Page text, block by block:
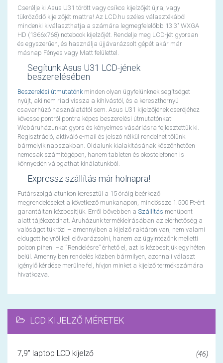
Cserélje ki Asus U31 törött vagy csíkos kijelzőjét újra, vagy
tükröződő kijelzőjét mattra! Az LCD.hu széles választékából
mindenki kiválaszthatja a számára legmegfelelőbb 13.3" WXGA
HD (1366x768) notebook kijelzőjét. Rendelje meg LCD-jét gyorsan
és egyszerűen, és használja újjávarázsolt gépét akár már
másnap Fényes vagy Matt felülettel.
Segítünk Asus U31 LCD-jének
beszerelésében
Beszerelési útmutatónkminden olyan ügyfelünknek segítséget
nyújt, aki nem riad vissza a kihívástól, és a kereszthornyú
csavarhúzó használatától sem. Asus U31 kijelzőjének cseréjéhez
kövesse pontról pontra képes beszerelési útmutatónkat!
Webáruházunkat gyors és kényelmes vásárlásra fejlesztettük ki.
Regisztráció, aktiváló e-mail és jelszó nélkül rendelhet tőlünk
bármelyik napszakban. Oldalunk kialakításának köszönhetően
nemcsak számítógépen, hanem tableten és okostelefonon is
könnyedén válogathat kínálatunkból.
Expressz szállítás már holnapra!
Futárszolgálatunkon keresztül a 15 óráig beérkező
megrendeléseket a következő munkanapon, mindössze 1.500 Ft-ért
garantáltan kézbesítjük. Erről bővebben a Szállítás menüpont
alatt tájékozódhat. Áruházunk termékleírásában az elérhetőség a
valóságot tükrözi – amennyiben a kijelző raktáron van, nem valami
eldugott helyről kell elővarázsolni, hanem az ügyintézőnk melletti
polcon pihen. Ha “Rendelésre” érhető el, azt is kézbesítjük egy héten
belül. Amennyiben rendelés közben bármilyen, azonnali választ
igénylő kérdése merülne fel, hívjon minket a kijelző termékszámára
hivatkozva.
LCD KIJELZŐ MÉRETEK
7,9" laptop LCD kijelző (46)